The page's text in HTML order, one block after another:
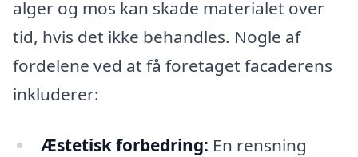
alger og mos kan skade materialet over
tid, hvis det ikke behandles. Nogle af
fordelene ved at få foretaget facaderens
inkluderer:
Æstetisk forbedring: En rensning